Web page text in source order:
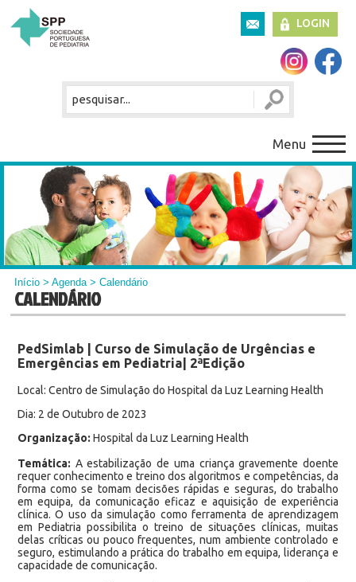
LOGIN
Menu
Início >Agenda> Calendário
CALENDÁRIO
PedSimlab | Curso de Simulação de Urgências e
Emergências em Pediatria| 2ªEdição
Local: Centro de Simulação do Hospital da Luz Learning Health
Dia: 2 de Outubro de 2023
Organização: Hospital da Luz Learning Health
Temática: A estabilização de uma criança gravemente doente
requer conhecimento e treino dos algoritmos e competências, da
forma como se tomam decisões rápidas e seguras, do trabalho
em equipa, da comunicação eficaz e aquisição de experiência
clínica. O uso da simulação como ferramenta de aprendizagem
em Pediatria possibilita o treino de situações clínicas, muitas
delas críticas ou pouco frequentes, num ambiente controlado e
seguro, estimulando a prática do trabalho em equipa, liderança e
capacidade de comunicação.